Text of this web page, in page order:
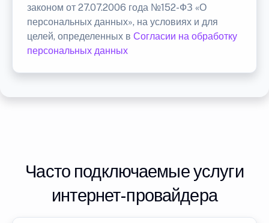
законом от 27.07.2006 года №152-ФЗ «О
персональных данных», на условиях и для
целей, определенных в Согласии на обработку
персональных данных
Часто подключаемые услуги
интернет-провайдера